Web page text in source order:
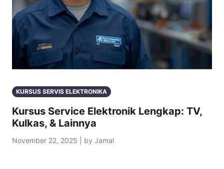
KURSUS SERVIS ELEKTRONIKA
Kursus Service Elektronik Lengkap: TV,
Kulkas, & Lainnya
November 22, 2025 | by Jamal